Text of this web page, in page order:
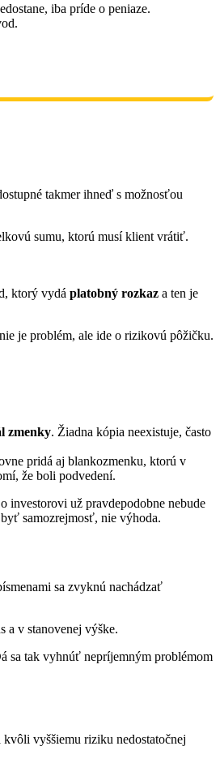
iba príde o peniaze.
takmer ihneď s možnosťou
sumu, ktorú musí klient vrátiť.
ktorý vydá platobný rozkaz a ten je
je problém, ale ide o rizikovú pôžičku.
zmenky. Žiadna kópia neexistuje, často
pridá aj blankozmenku, ktorú v
že boli podvedení.
investorovi už pravdepodobne nebude
samozrejmosť, nie výhoda.
sa zvyknú nachádzať
a v stanovenej výške.
sa tak vyhnúť nepríjemným problémom
vyššiemu riziku nedostatočnej